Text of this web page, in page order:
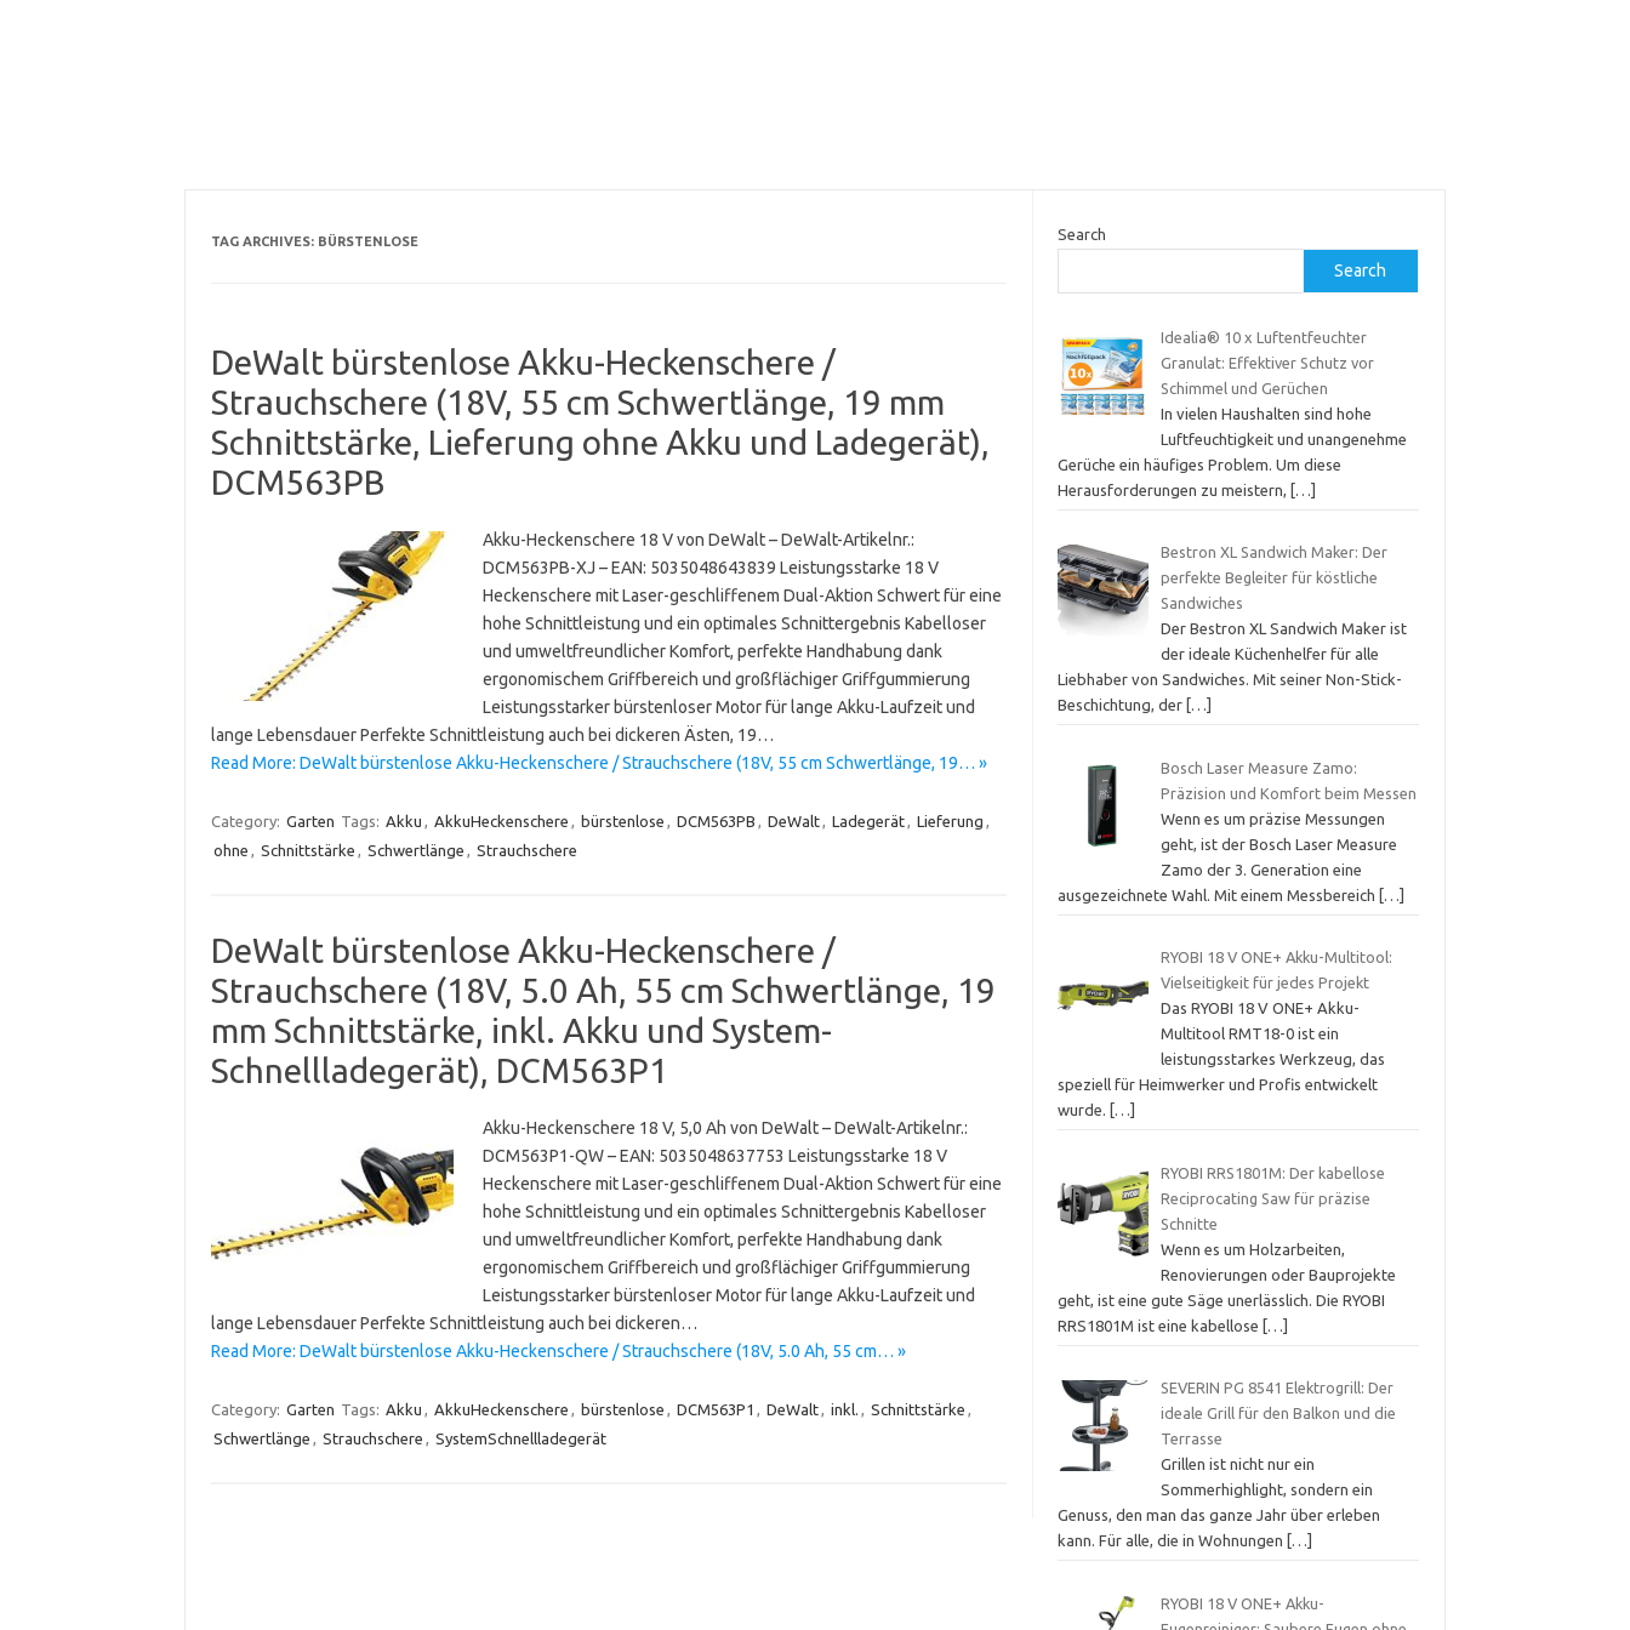
TAG ARCHIVES: BÜRSTENLOSE
DeWalt bürstenlose Akku-Heckenschere /
Strauchschere (18V, 55 cm Schwertlänge, 19 mm
Schnittstärke, Lieferung ohne Akku und Ladegerät),
DCM563PB
Akku-Heckenschere 18 V von DeWalt – DeWalt-Artikelnr.:
DCM563PB-XJ – EAN: 5035048643839 Leistungsstarke 18 V
Heckenschere mit Laser-geschliffenem Dual-Aktion Schwert für eine
hohe Schnittleistung und ein optimales Schnittergebnis Kabelloser
und umweltfreundlicher Komfort, perfekte Handhabung dank
ergonomischem Griffbereich und großflächiger Griffgummierung
Leistungsstarker bürstenloser Motor für lange Akku-Laufzeit und
lange Lebensdauer Perfekte Schnittleistung auch bei dickeren Ästen, 19…
Read More: DeWalt bürstenlose Akku-Heckenschere / Strauchschere (18V, 55 cm Schwertlänge, 19… »
Category: Garten Tags: Akku , AkkuHeckenschere , bürstenlose , DCM563PB , DeWalt, Ladegerät, Lieferung ,
ohne , Schnittstärke , Schwertlänge , Strauchschere
DeWalt bürstenlose Akku-Heckenschere /
Strauchschere (18V, 5.0 Ah, 55 cm Schwertlänge, 19
mm Schnittstärke, inkl. Akku und System-
Schnellladegerät), DCM563P1
Akku-Heckenschere 18 V, 5,0 Ah von DeWalt – DeWalt-Artikelnr.:
DCM563P1-QW – EAN: 5035048637753 Leistungsstarke 18 V
Heckenschere mit Laser-geschliffenem Dual-Aktion Schwert für eine
hohe Schnittleistung und ein optimales Schnittergebnis Kabelloser
und umweltfreundlicher Komfort, perfekte Handhabung dank
ergonomischem Griffbereich und großflächiger Griffgummierung
Leistungsstarker bürstenloser Motor für lange Akku-Laufzeit und
lange Lebensdauer Perfekte Schnittleistung auch bei dickeren…
Read More: DeWalt bürstenlose Akku-Heckenschere / Strauchschere (18V, 5.0 Ah, 55 cm… »
Category: Garten Tags: Akku , AkkuHeckenschere , bürstenlose , DCM563P1 , DeWalt, inkl. , Schnittstärke ,
Schwertlänge , Strauchschere , SystemSchnellladegerät
Search
Search
Idealia® 10 x Luftentfeuchter
Granulat: Effektiver Schutz vor
Schimmel und Gerüchen
In vielen Haushalten sind hohe
Luftfeuchtigkeit und unangenehme
Gerüche ein häufiges Problem. Um diese
Herausforderungen zu meistern,
[…]
Bestron XL Sandwich Maker: Der
perfekte Begleiter für köstliche
Sandwiches
Der Bestron XL Sandwich Maker ist
der ideale Küchenhelfer für alle
Liebhaber von Sandwiches. Mit seiner Non-Stick-
Beschichtung, der […]
Bosch Laser Measure Zamo:
Präzision und Komfort beim Messen
Wenn es um präzise Messungen
geht, ist der Bosch Laser Measure
Zamo der 3. Generation eine
ausgezeichnete Wahl. Mit einem Messbereich
[…]
RYOBI 18 V ONE+ Akku-Multitool:
Vielseitigkeit für jedes Projekt
Das RYOBI 18 V ONE+ Akku-
Multitool RMT18-0 ist ein
leistungsstarkes Werkzeug, das
speziell für Heimwerker und Profis entwickelt
wurde.
[…]
RYOBI RRS1801M: Der kabellose
Reciprocating Saw für präzise
Schnitte
Wenn es um Holzarbeiten,
Renovierungen oder Bauprojekte
geht, ist eine gute Säge unerlässlich. Die RYOBI
RRS1801M ist eine kabellose
[…]
SEVERIN PG 8541 Elektrogrill: Der
ideale Grill für den Balkon und die
Terrasse
Grillen ist nicht nur ein
Sommerhighlight, sondern ein
Genuss, den man das ganze Jahr über erleben
kann. Für alle, die in Wohnungen
[…]
RYOBI 18 V ONE+ Akku-